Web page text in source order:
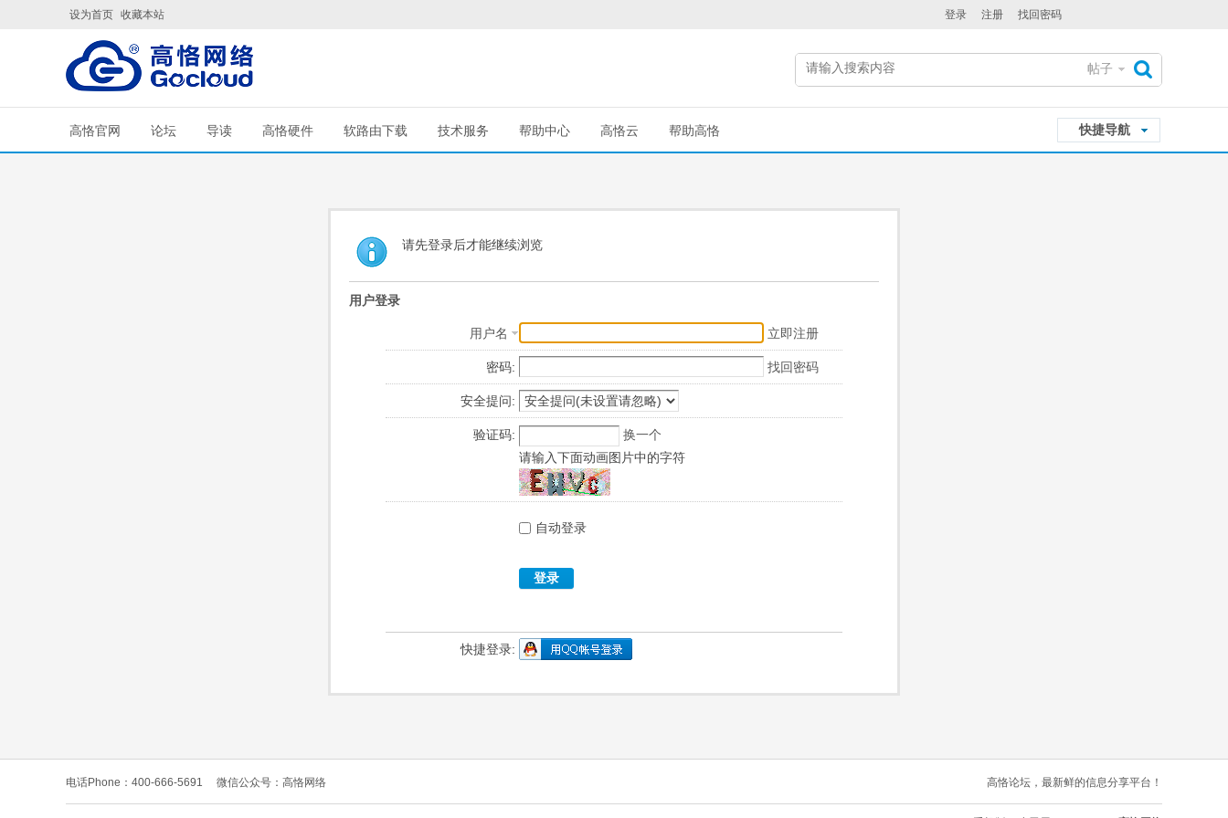
设为首页 收藏本站 登录 注册 找回密码
帖子
快捷导航
高恪官网 论坛 导读 高恪硬件 软路由下载 技术服务 帮助中心 高恪云 帮助高恪
请先登录后才能继续浏览
用户登录
用户名 立即注册
密码: 找回密码
安全提问:
验证码:
换一个
请输入下面动画图片中的字符
自动登录
登录
快捷登录:
电话Phone：400-666-5691 微信公众号：高恪网络 高恪论坛，最新鲜的信息分享平台！